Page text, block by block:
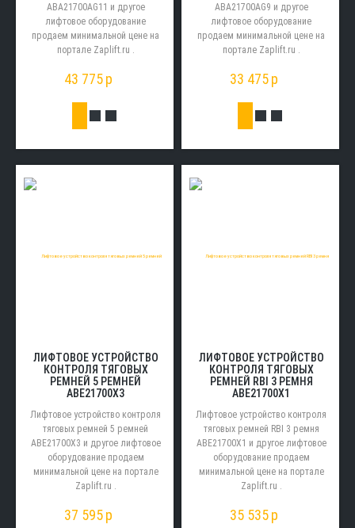
ABA21700AG11 и другое
лифтовое оборудование
продаем минимальной цене на
портале Zaplift.ru .
43 775p
ABA21700AG9 и другое
лифтовое оборудование
продаем минимальной цене на
портале Zaplift.ru .
33 475p
ЛИФТОВОЕ УСТРОЙСТВО
КОНТРОЛЯ ТЯГОВЫХ
РЕМНЕЙ 5 РЕМНЕЙ
ABE21700X3
Лифтовое устройство контроля
тяговых ремней 5 ремней
ABE21700X3 и другое лифтовое
оборудование продаем
минимальной цене на портале
Zaplift.ru .
37 595p
ЛИФТОВОЕ УСТРОЙСТВО
КОНТРОЛЯ ТЯГОВЫХ
РЕМНЕЙ RBI 3 РЕМНЯ
ABE21700X1
Лифтовое устройство контроля
тяговых ремней RBI 3 ремня
ABE21700X1 и другое лифтовое
оборудование продаем
минимальной цене на портале
Zaplift.ru .
35 535p